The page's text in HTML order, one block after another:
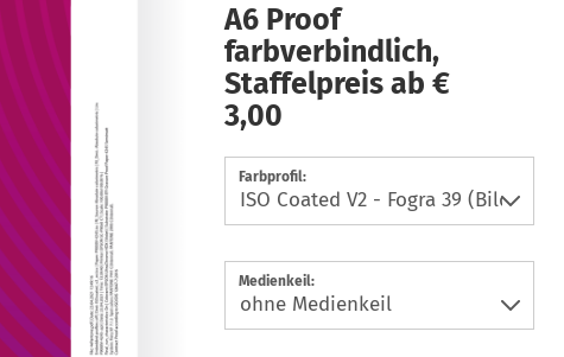
A6 Proof
farbverbindlich,
Staffelpreis ab €
3,00
Farbprofil:
Medienkeil: